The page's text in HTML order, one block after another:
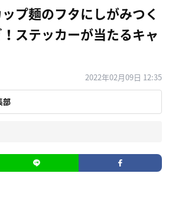
ップ麺のフタにしがみつく
ステッカーが当たるキャ
2022年02月09日 12:35
部